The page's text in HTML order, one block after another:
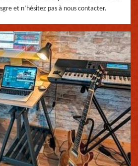
et n’hésitez pas à nous contacter.